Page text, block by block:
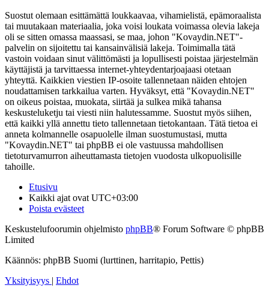
Suostut olemaan esittämättä loukkaavaa, vihamielistä, epämoraalista
tai muutakaan materiaalia, joka voisi loukata voimassa olevia lakeja
oli se sitten omassa maassasi, se maa, johon "Kovaydin.NET"-
palvelin on sijoitettu tai kansainvälisiä lakeja. Toimimalla tätä
vastoin voidaan sinut välittömästi ja lopullisesti poistaa järjestelmän
käyttäjistä ja tarvittaessa internet-yhteydentarjoajaasi otetaan
yhteyttä. Kaikkien viestien IP-osoite tallennetaan näiden ehtojen
noudattamisen tarkkailua varten. Hyväksyt, että "Kovaydin.NET"
on oikeus poistaa, muokata, siirtää ja sulkea mikä tahansa
keskusteluketju tai viesti niin halutessamme. Suostut myös siihen,
että kaikki yllä annettu tieto tallennetaan tietokantaan. Tätä tietoa ei
anneta kolmannelle osapuolelle ilman suostumustasi, mutta
"Kovaydin.NET" tai phpBB ei ole vastuussa mahdollisen
tietoturvamurron aiheuttamasta tietojen vuodosta ulkopuolisille
tahoille.
Etusivu
Kaikki ajat ovat UTC+03:00
Poista evästeet
Keskustelufoorumin ohjelmisto phpBB® Forum Software © phpBB
Limited
Käännös: phpBB Suomi (lurttinen, harritapio, Pettis)
Yksityisyys | Ehdot